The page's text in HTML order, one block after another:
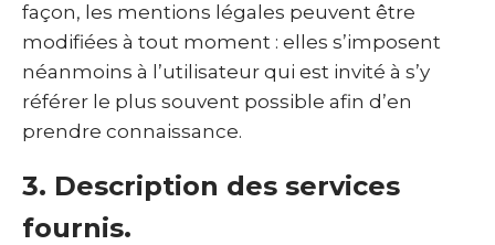
façon, les mentions légales peuvent être
modifiées à tout moment : elles s’imposent
néanmoins à l’utilisateur qui est invité à s’y
référer le plus souvent possible afin d’en
prendre connaissance.
3. Description des services
fournis.